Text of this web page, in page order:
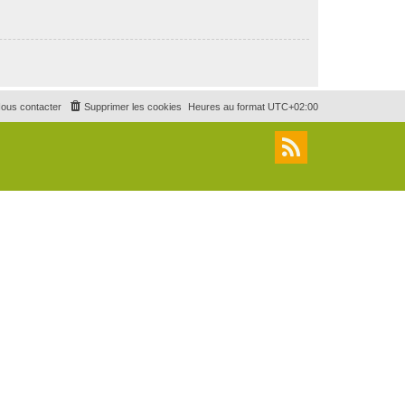
Heures au format UTC+02:00
Supprimer les cookies
contacter